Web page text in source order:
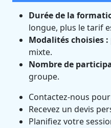
Durée de la
longue, plus le tarif
Modalités choisies :
mixte.
Nombre de
groupe.
Contactez-nous
Recevez un devis
Planifiez votre